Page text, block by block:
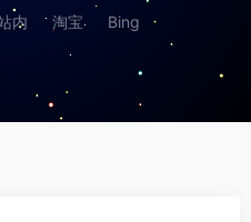
内 淘宝 Bing